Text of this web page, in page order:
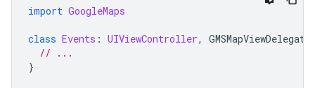
import GoogleMaps
class Events : UIViewController,
GMSMapViewDelegate
// ...
}